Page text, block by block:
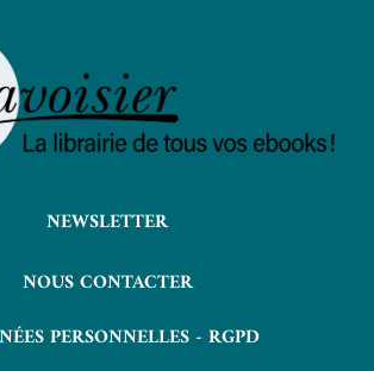
NEWSLETTER
NOUS CONTACTER
PERSONNELLES - RGPD